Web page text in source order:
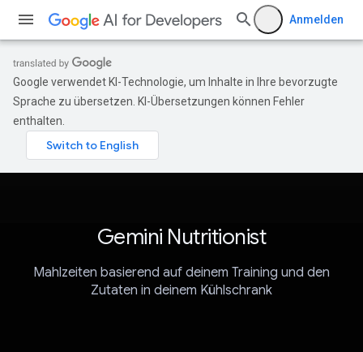
Anmelden
Google verwendet KI-Technologie, um Inhalte in Ihre bevorzugte
Sprache zu übersetzen. KI-Übersetzungen können Fehler
enthalten.
Gemini Nutritionist
Mahlzeiten basierend auf deinem Training und den
Zutaten in deinem Kühlschrank